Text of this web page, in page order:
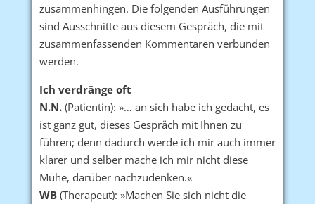
zusammenhingen. Die folgenden Ausführungen
sind Ausschnitte aus diesem Gespräch, die mit
zusammenfassenden Kommentaren verbunden
werden.
Ich verdränge oft
N.N.(Patientin): »… an sich habe ich gedacht, es
ist ganz gut, dieses Gespräch mit Ihnen zu
führen; denn dadurch werde ich mir auch immer
klarer und selber mache ich mir nicht diese
Mühe, darüber nachzudenken.«
WB(Therapeut): »Machen Sie sich nicht die